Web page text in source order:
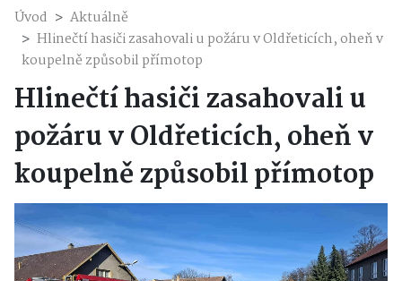
Úvod
Aktuálně
Hlinečtí hasiči zasahovali u požáru v Oldřeticích, oheň v
koupelně způsobil přímotop
Hlinečtí hasiči zasahovali u
požáru v Oldřeticích, oheň v
koupelně způsobil přímotop